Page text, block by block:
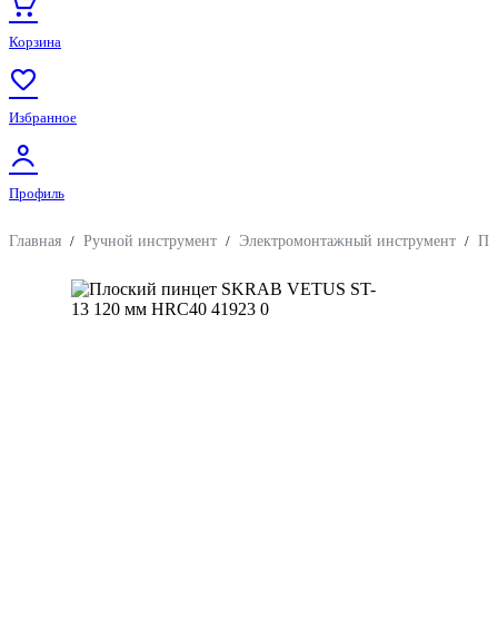
Корзина
Избранное
Профиль
Главная / Ручной инструмент / Электромонтажный инструмент /